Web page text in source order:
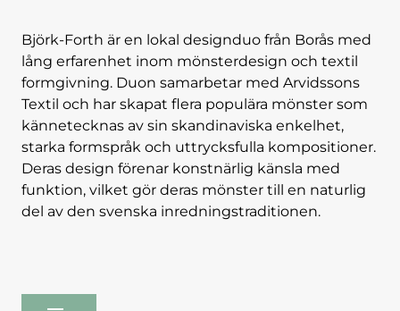
Björk-Forth är en lokal designduo från Borås med
lång erfarenhet inom mönsterdesign och textil
formgivning. Duon samarbetar med Arvidssons
Textil och har skapat flera populära mönster som
kännetecknas av sin skandinaviska enkelhet,
starka formspråk och uttrycksfulla kompositioner.
Deras design förenar konstnärlig känsla med
funktion, vilket gör deras mönster till en naturlig
del av den svenska inredningstraditionen.